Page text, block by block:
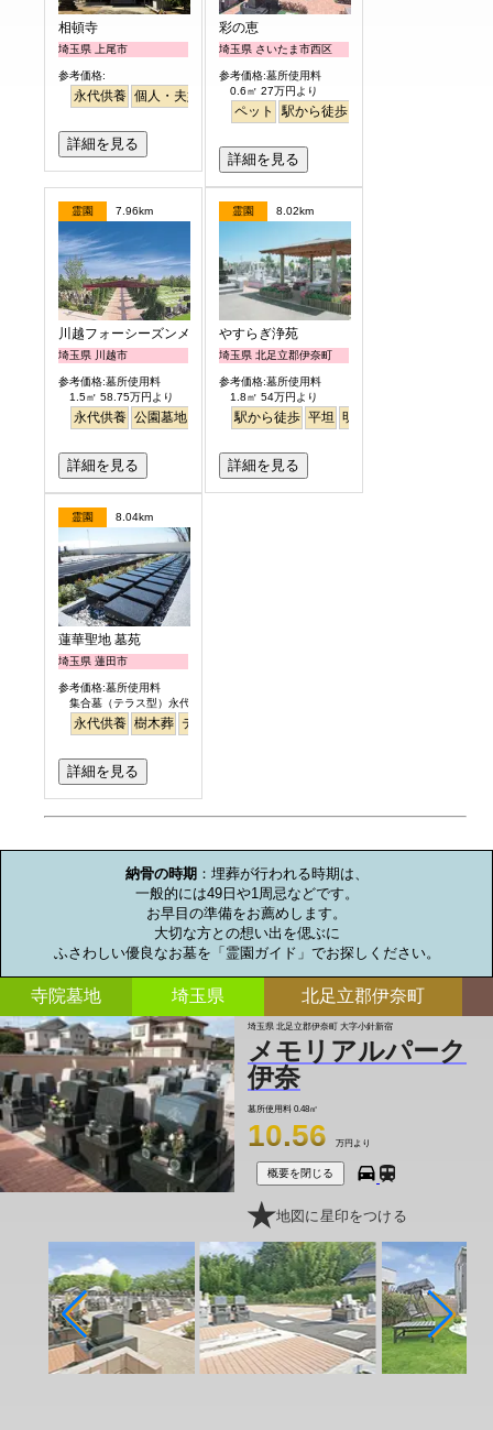
相頓寺
埼玉県 上尾市
参考価格:
永代供養 個人・夫婦 さくら 桜 駅から徒歩
詳細を見る
彩の恵
埼玉県 さいたま市西区
参考価格:墓所使用料
0.6㎡ 27万円より
ペット 駅から徒歩
詳細を見る
霊園 7.96km
川越フォーシーズンメモリアル
埼玉県 川越市
参考価格:墓所使用料
1.5㎡ 58.75万円より
永代供養 公園墓地 テラス 明るい
詳細を見る
霊園 8.02km
やすらぎ浄苑
埼玉県 北足立郡伊奈町
参考価格:墓所使用料
1.8㎡ 54万円より
駅から徒歩 平坦 明るい
詳細を見る
霊園 8.04km
蓮華聖地 墓苑
埼玉県 蓮田市
参考価格:墓所使用料
集合墓（テラス型）永代供養制度付 30万円
永代供養 樹木葬 テラス
詳細を見る
納骨の時期：埋葬が行われる時期は、
一般的には49日や1周忌などです。
お早目の準備をお薦めします。
大切な方との想い出を偲ぶに
ふさわしい優良なお墓を「霊園ガイド」でお探しください。
寺院墓地 埼玉県 北足立郡伊奈町
埼玉県 北足立郡伊奈町 大字小針新宿
メモリアルパーク
伊奈
墓所使用料 0.48㎡
10.56 万円より
概要を閉じる
地図に星印をつける